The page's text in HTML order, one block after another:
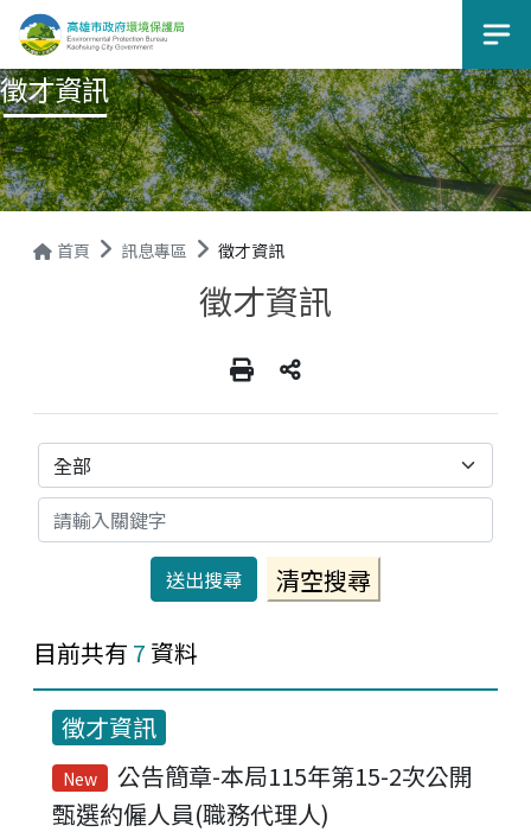
選
徵才資訊
首頁 訊息專區 徵才資訊
徵才資訊
分類
關鍵字
目前共有 7 資料
徵才資訊
New
公告簡章-本局115年第15-2次公開
甄選約僱人員(職務代理人)